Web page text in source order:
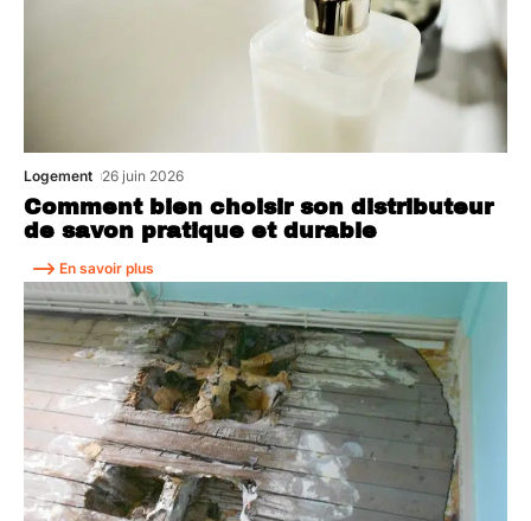
Comment bien choisir son distributeur
de savon pratique et durable
Logement 26 juin 2026
En savoir plus